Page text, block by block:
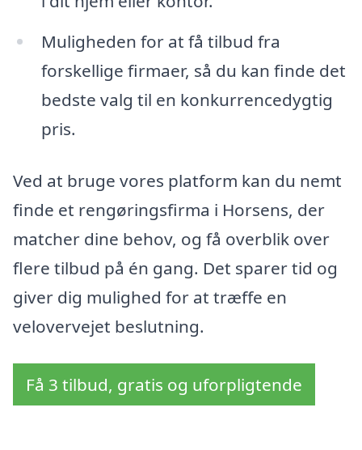
Muligheden for at få tilbud fra
forskellige firmaer, så du kan finde det
bedste valg til en konkurrencedygtig
pris.
Ved at bruge vores platform kan du nemt
finde et rengøringsfirma i Horsens, der
matcher dine behov, og få overblik over
flere tilbud på én gang. Det sparer tid og
giver dig mulighed for at træffe en
velovervejet beslutning.
Få 3 tilbud, gratis og uforpligtende